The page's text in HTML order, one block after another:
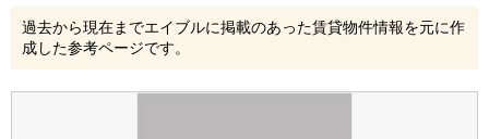
過去から現在までエイブルに掲載のあった賃貸物件情報を元に作
成した参考ページです。